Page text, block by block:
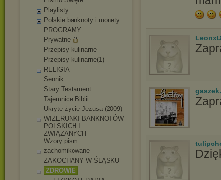
Playlisty
Polskie banknoty i monety
PROGRAMY
Prywatne
Przepisy kulinarne
Przepisy kulinarne(1)
RELIGIA
Sennik
Stary Testament
Tajemnice Biblii
Ukryte życie Jezusa (2009)
WIZERUNKI BANKNOTÓW
POLSKICH I
ZWIĄZANYCH
Wzory pism
zachomikowane
ZAKOCHANY W ŚLĄSKU
ZDROWIE